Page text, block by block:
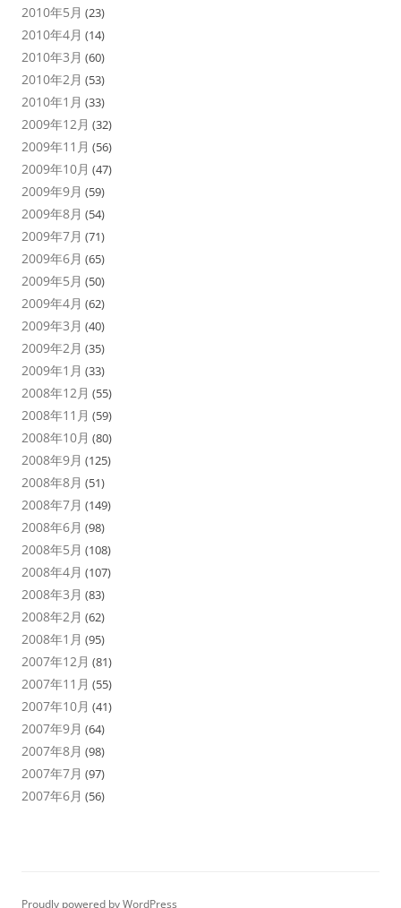
2010年5月 (23)
2010年4月 (14)
2010年3月 (60)
2010年2月 (53)
2010年1月 (33)
2009年12月 (32)
2009年11月 (56)
2009年10月 (47)
2009年9月 (59)
2009年8月 (54)
2009年7月 (71)
2009年6月 (65)
2009年5月 (50)
2009年4月 (62)
2009年3月 (40)
2009年2月 (35)
2009年1月 (33)
2008年12月 (55)
2008年11月 (59)
2008年10月 (80)
2008年9月 (125)
2008年8月 (51)
2008年7月 (149)
2008年6月 (98)
2008年5月 (108)
2008年4月 (107)
2008年3月 (83)
2008年2月 (62)
2008年1月 (95)
2007年12月 (81)
2007年11月 (55)
2007年10月 (41)
2007年9月 (64)
2007年8月 (98)
2007年7月 (97)
2007年6月 (56)
Proudly powered by WordPress